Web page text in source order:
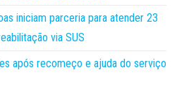
iniciam parceria para atender 23
via SUS
após recomeço e ajuda do serviço